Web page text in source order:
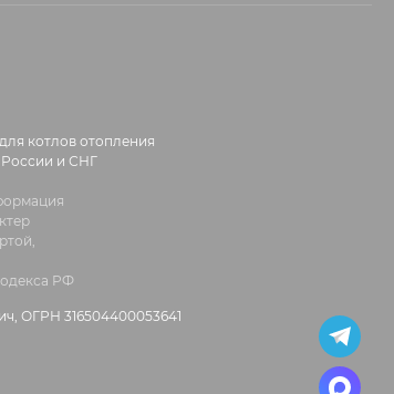
котлов отопления
России и СНГ
РФ
ОГРН 316504400053641